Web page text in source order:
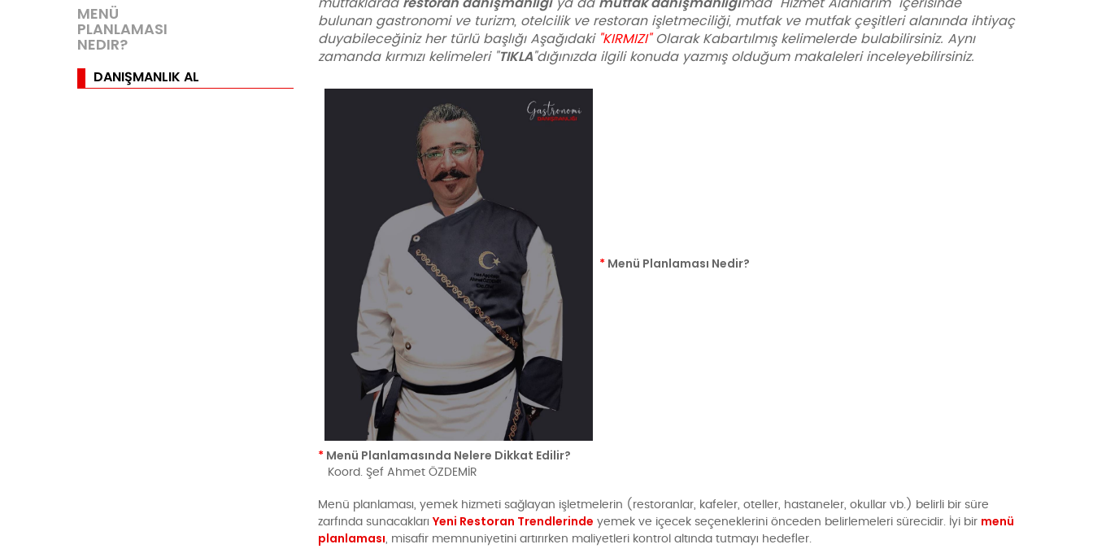
MENÜ
PLANLAMASI
NEDIR?
DANIŞMANLIK AL
mutfaklarda
ya da
mda "Hizmet Alanlarım" içerisinde
bulunan gastronomi ve turizm, otelcilik ve restoran işletmeciliği, mutfak ve mutfak çeşitleri alanında ihtiyaç
duyabileceğiniz her türlü başlığı Aşağıdaki "KIRMIZI" Olarak Kabartılmış kelimelerde bulabilirsiniz. Aynı
zamanda kırmızı kelimeleri "TIKLA"dığınızda ilgili konuda yazmış olduğum makaleleri inceleyebilirsiniz.
* Menü Planlaması Nedir?
* Menü Planlamasında Nelere Dikkat Edilir?
Koord. Şef Ahmet ÖZDEMİR
Menü planlaması, yemek hizmeti sağlayan işletmelerin (restoranlar, kafeler, oteller, hastaneler, okullar vb.) belirli bir süre
zarfında sunacakları Yeni Restoran Trendlerinde yemek ve içecek seçeneklerini önceden belirlemeleri sürecidir. İyi bir menü
planlaması, misafir memnuniyetini artırırken maliyetleri kontrol altında tutmayı hedefler.